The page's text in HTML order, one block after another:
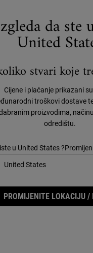
da ste
United
stvari koje
Cijene i plaćanje prikazani su
troškovi dostave
proizvodima,
odredištu.
u United States
PROMIJENITE LOKACIJU /